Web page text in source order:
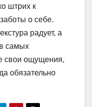
штрих к
о себе.
радует, а
самых
свои ощущения,
обязательно